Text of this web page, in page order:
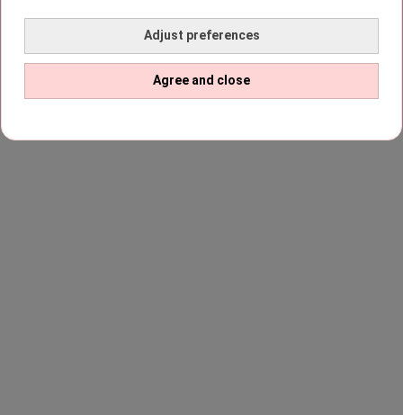
Adjust preferences
Agree and close